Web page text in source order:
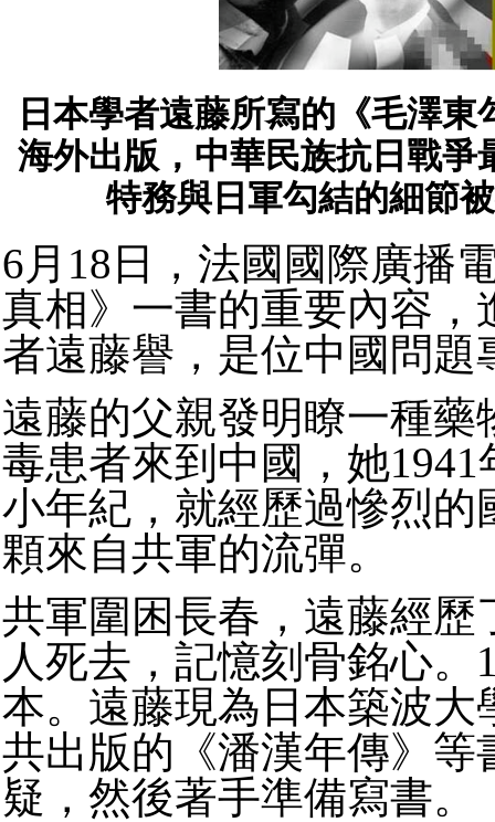
日本學者遠藤所寫的《毛澤
海外出版，中華民族抗日戰
特務與日軍勾結的細節
6月18日，法國國際廣播
真相》一書的重要內容
者遠藤譽，是位中國問題
遠藤的父親發明瞭一種
毒患者來到中國，她
小年紀，就經歷過慘烈
顆來自共軍的流彈。
共軍圍困長春，遠藤經
人死去，記憶刻骨銘心。
本。遠藤現為日本築波
共出版的《潘漢年傳》
疑，然後著手準備寫書。